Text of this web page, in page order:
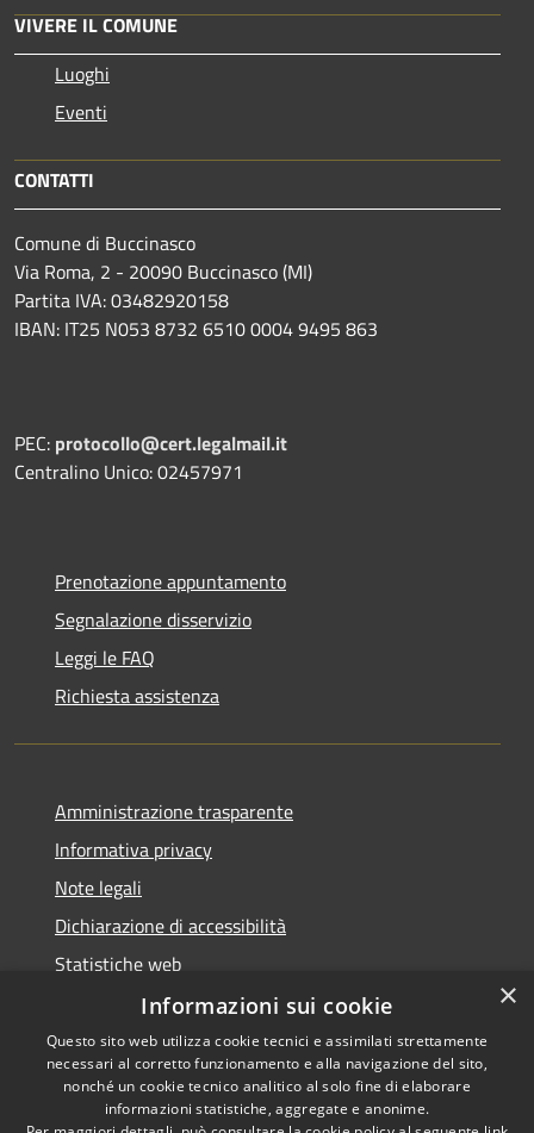
VIVERE IL COMUNE
Luoghi
Eventi
CONTATTI
Comune di Buccinasco
Via Roma, 2 - 20090 Buccinasco (MI)
Partita IVA: 03482920158
IBAN: IT25 N053 8732 6510 0004 9495 863
PEC: protocollo@cert.legalmail.it
Centralino Unico: 02457971
Prenotazione appuntamento
Segnalazione disservizio
Leggi le FAQ
Richiesta assistenza
Amministrazione trasparente
Informativa privacy
Note legali
Dichiarazione di accessibilità
Statistiche web
Accessibilità
Copyright © 2026 • Comune di
Buccinasco • Powered by
×
Informazioni sui cookie
Questo sito web utilizza cookie tecnici e assimilati strettamente
necessari al corretto funzionamento e alla navigazione del sito,
nonché un cookie tecnico analitico al solo fine di elaborare
informazioni statistiche, aggregate e anonime.